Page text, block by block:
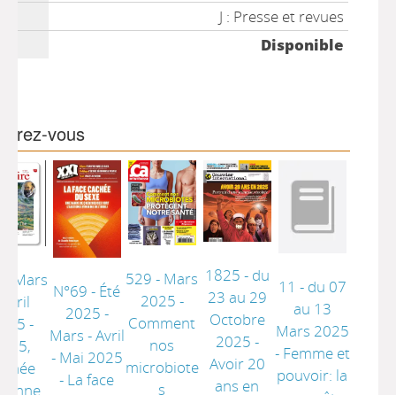
J : Presse et revues
Disponible
vous
- Mars
-
N°69 - Été
2025 -
Mars - Avril
- Mai 2025
- La face
529 - Mars
2025 -
Comment
nos
microbiote
s
1825 - du
23 au 29
Octobre
2025 -
Avoir 20
ans en
11 - du 07
au 13
Mars 2025
- Femme et
pouvoir: la